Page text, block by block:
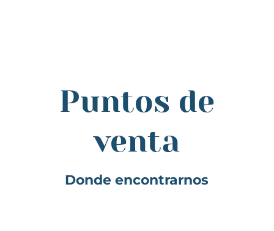
Puntos de
venta
Donde encontrarnos